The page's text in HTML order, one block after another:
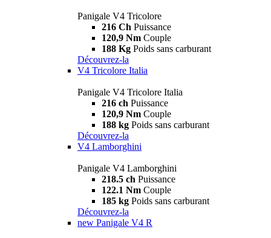
Panigale V4 Tricolore
216 Ch Puissance
120,9 Nm Couple
188 Kg Poids sans carburant
Découvrez-la
V4 Tricolore Italia
Panigale V4 Tricolore Italia
216 ch Puissance
120,9 Nm Couple
188 kg Poids sans carburant
Découvrez-la
V4 Lamborghini
Panigale V4 Lamborghini
218.5 ch Puissance
122.1 Nm Couple
185 kg Poids sans carburant
Découvrez-la
new Panigale V4 R